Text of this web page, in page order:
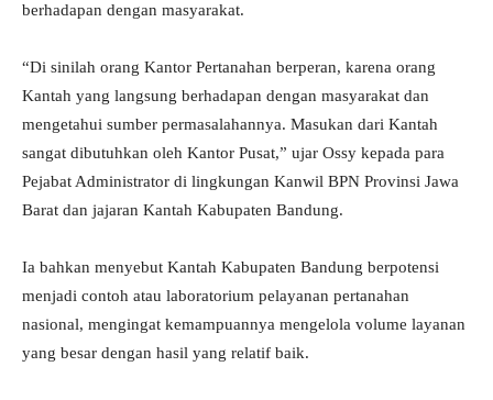
berhadapan dengan masyarakat.
“Di sinilah orang Kantor Pertanahan berperan, karena orang
Kantah yang langsung berhadapan dengan masyarakat dan
mengetahui sumber permasalahannya. Masukan dari Kantah
sangat dibutuhkan oleh Kantor Pusat,” ujar Ossy kepada para
Pejabat Administrator di lingkungan Kanwil BPN Provinsi Jawa
Barat dan jajaran Kantah Kabupaten Bandung.
Ia bahkan menyebut Kantah Kabupaten Bandung berpotensi
menjadi contoh atau laboratorium pelayanan pertanahan
nasional, mengingat kemampuannya mengelola volume layanan
yang besar dengan hasil yang relatif baik.